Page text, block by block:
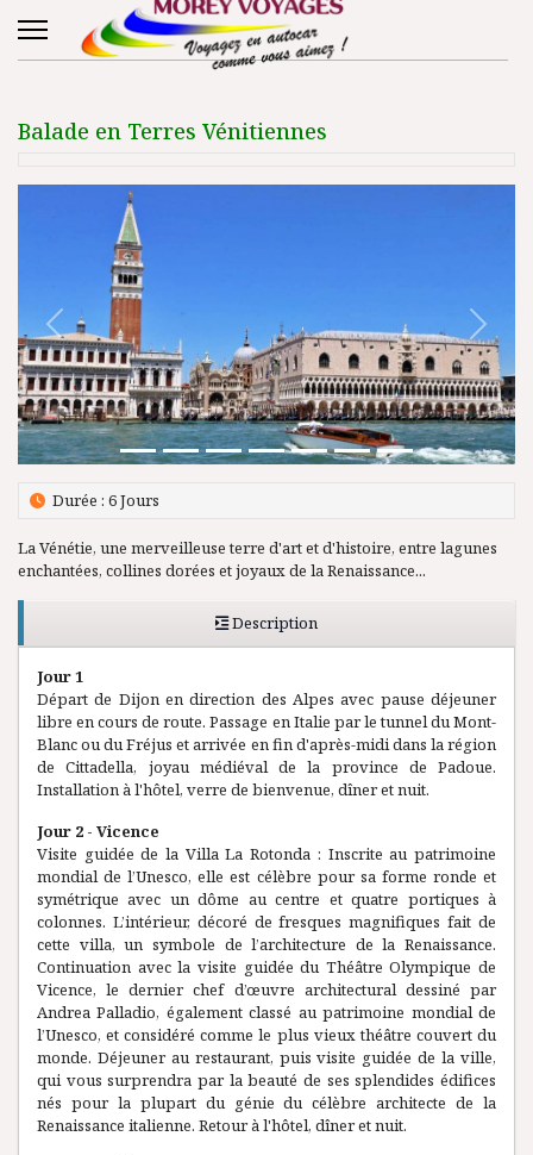
Balade en Terres Vénitiennes
Précédent Suivant
Durée : 6 Jours
La Vénétie, une merveilleuse terre d'art et d'histoire, entre lagunes
enchantées, collines dorées et joyaux de la Renaissance...
Description
Jour 1
Départ de Dijon en direction des Alpes avec pause déjeuner
libre en cours de route. Passage en Italie par le tunnel du Mont-
Blanc ou du Fréjus et arrivée en fin d'après-midi dans la région
de Cittadella, joyau médiéval de la province de Padoue.
Installation à l'hôtel, verre de bienvenue, dîner et nuit.
Jour 2 - Vicence
Visite guidée de la Villa La Rotonda : Inscrite au patrimoine
mondial de l’Unesco, elle est célèbre pour sa forme ronde et
symétrique avec un dôme au centre et quatre portiques à
colonnes. L’intérieur, décoré de fresques magnifiques fait de
cette villa, un symbole de l’architecture de la Renaissance.
Continuation avec la visite guidée du Théâtre Olympique de
Vicence, le dernier chef d’œuvre architectural dessiné par
Andrea Palladio, également classé au patrimoine mondial de
l’Unesco, et considéré comme le plus vieux théâtre couvert du
monde. Déjeuner au restaurant, puis visite guidée de la ville,
qui vous surprendra par la beauté de ses splendides édifices
nés pour la plupart du génie du célèbre architecte de la
Renaissance italienne. Retour à l'hôtel, dîner et nuit.